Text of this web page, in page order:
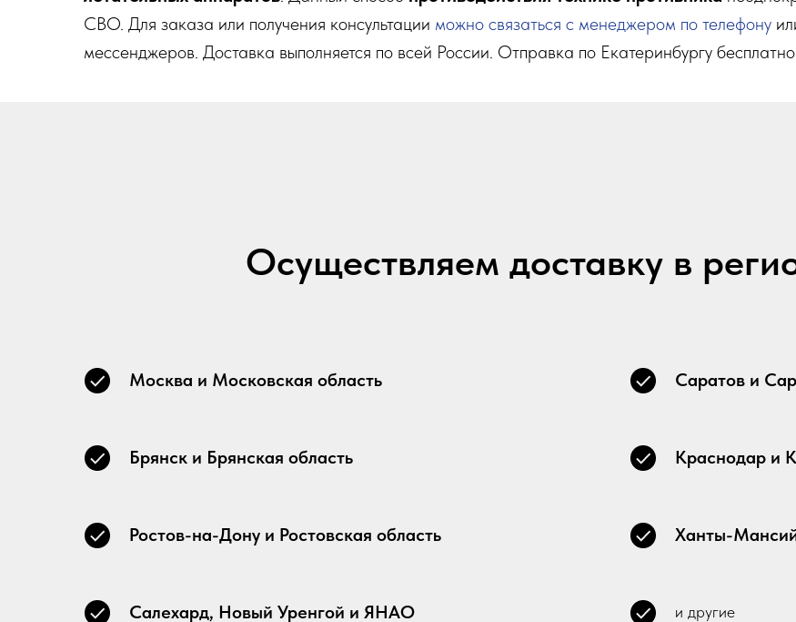
СВО. Для заказа или получения консультации можно связаться с менеджером по телефону
мессенджеров. Доставка выполняется по всей России. Отправка по Екатеринбургу
Осуществляем доставку в
Москва и Московская область Саратов и
Брянск и Брянская область Краснодар и
Ростов-на-Дону и Ростовская область Ханты-
Салехард, Новый Уренгой и ЯНАО и другие